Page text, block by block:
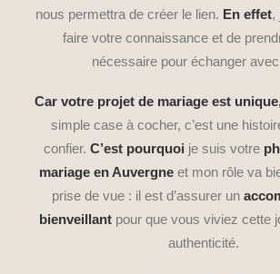
nous permettra de créer le lien. En effet,
faire votre connaissance et de
nécessaire pour échanger
Car votre projet de mariage est
simple case à cocher, c’est une
confier. C’est pourquoi je suis votre
mariage en Auvergneet mon rôle va
prise de vue : il est d’assurer un
bienveillantpour que vous viviez cette
authenticité.